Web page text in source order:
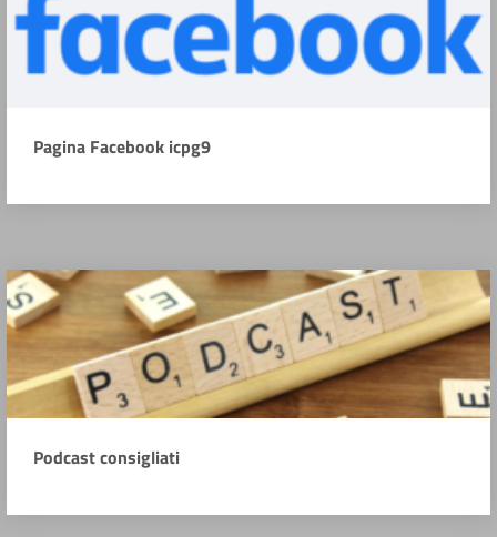
Pagina Facebook icpg9
Podcast consigliati